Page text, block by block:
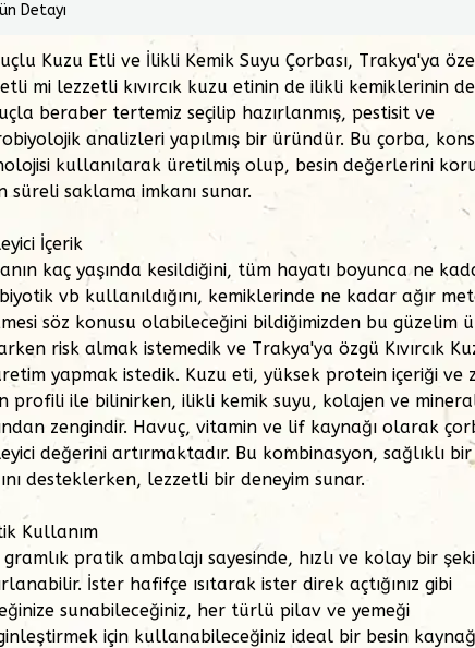
Detayı
Kuzu Etli ve İlikli Kemik Suyu Çorbası, Trakya'ya
mi lezzetli kıvırcık kuzu etinin de ilikli kemiklerinin de
beraber tertemiz seçilip hazırlanmış, pestisit ve
analizleri yapılmış bir üründür. Bu çorba,
kullanılarak üretilmiş olup, besin değerlerini
süreli saklama imkanı sunar.
İçerik
kaç yaşında kesildiğini, tüm hayatı boyunca ne
vb kullanıldığını, kemiklerinde ne kadar ağır
söz konusu olabileceğini bildiğimizden bu güzelim
risk almak istemedik ve Trakya'ya özgü Kıvırcık
yapmak istedik. Kuzu eti, yüksek protein içeriği ve
profili ile bilinirken, ilikli kemik suyu, kolajen ve
zengindir. Havuç, vitamin ve lif kaynağı olarak
değerini artırmaktadır. Bu kombinasyon, sağlıklı
desteklerken, lezzetli bir deneyim sunar.
Kullanım
pratik ambalajı sayesinde, hızlı ve kolay bir
İster hafifçe ısıtarak ister direk açtığınız gibi
sunabileceğiniz, her türlü pilav ve yemeği
için kullanabileceğiniz ideal bir besin